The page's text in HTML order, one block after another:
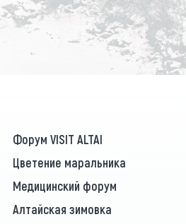
ПОДПИСАТЬСЯ
Форум VISIT ALTAI
Цветение маральника
Медицинский форум
Алтайская зимовка